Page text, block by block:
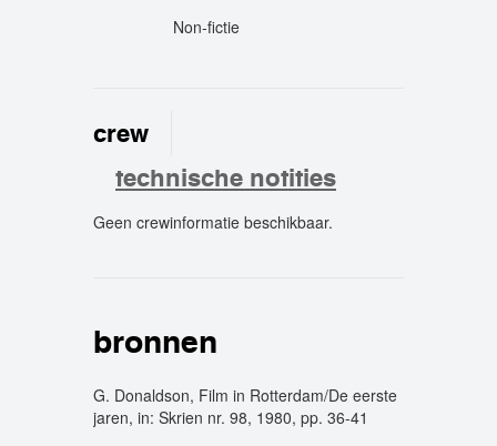
Non-fictie
crew
technische notities
Geen crewinformatie beschikbaar.
bronnen
G. Donaldson, Film in Rotterdam/De eerste
jaren, in: Skrien nr. 98, 1980, pp. 36-41